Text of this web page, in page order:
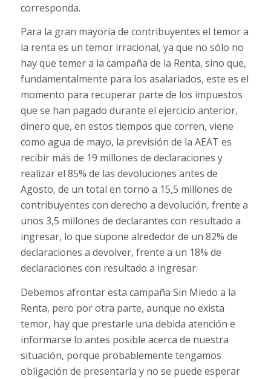
corresponda.
Para la gran mayoría de contribuyentes el temor a
la renta es un temor irracional, ya que no sólo no
hay que temer a la campaña de la Renta, sino que,
fundamentalmente para los asalariados, este es el
momento para recuperar parte de los impuestos
que se han pagado durante el ejercicio anterior,
dinero que, en estos tiempos que corren, viene
como agua de mayo, la previsión de la AEAT es
recibir más de 19 millones de declaraciones y
realizar el 85% de las devoluciones antes de
Agosto, de un total en torno a 15,5 millones de
contribuyentes con derecho a devolución, frente a
unos 3,5 millones de declarantes con resultado a
ingresar, lo que supone alrededor de un 82% de
declaraciones a devolver, frente a un 18% de
declaraciones con resultado a ingresar.
Debemos afrontar esta campaña Sin Miedo a la
Renta, pero por otra parte, aunque no exista
temor, hay que prestarle una debida atención e
informarse lo antes posible acerca de nuestra
situación, porque probablemente tengamos
obligación de presentarla y no se puede esperar